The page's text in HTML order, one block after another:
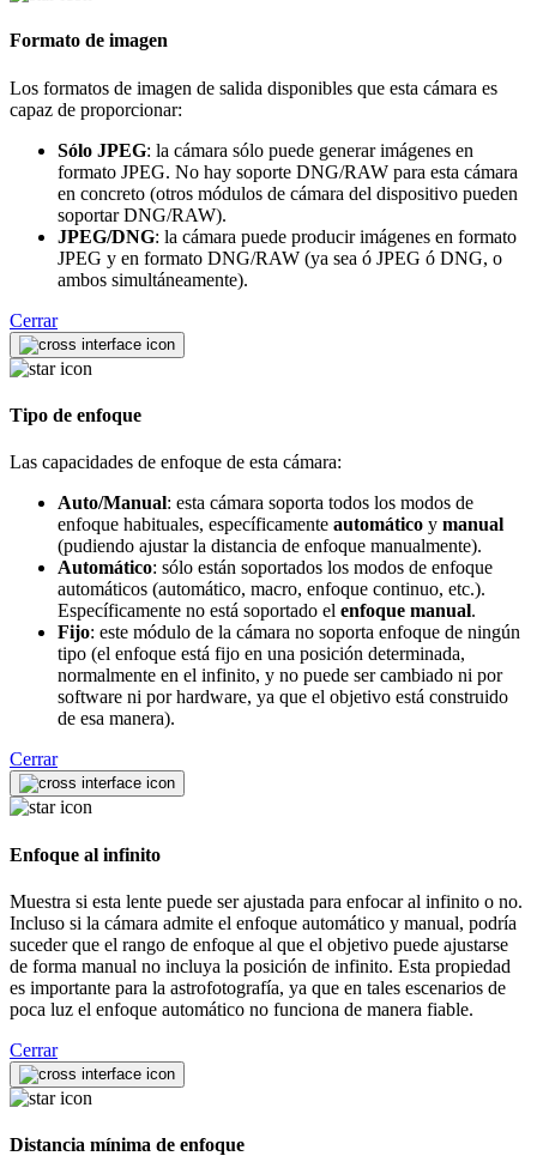
Formato de imagen
Los formatos de imagen de salida disponibles que esta cámara es
capaz de proporcionar:
Sólo JPEG: la cámara sólo puede generar imágenes en
formato JPEG. No hay soporte DNG/RAW para esta cámara
en concreto (otros módulos de cámara del dispositivo pueden
soportar DNG/RAW).
JPEG/DNG: la cámara puede producir imágenes en formato
JPEG y en formato DNG/RAW (ya sea ó JPEG ó DNG, o
ambos simultáneamente).
Cerrar
Tipo de enfoque
Las capacidades de enfoque de esta cámara:
Auto/Manual: esta cámara soporta todos los modos de
enfoque habituales, específicamente automático y manual
(pudiendo ajustar la distancia de enfoque manualmente).
Automático: sólo están soportados los modos de enfoque
automáticos (automático, macro, enfoque continuo, etc.).
Específicamente no está soportado el enfoque manual.
Fijo: este módulo de la cámara no soporta enfoque de ningún
tipo (el enfoque está fijo en una posición determinada,
normalmente en el infinito, y no puede ser cambiado ni por
software ni por hardware, ya que el objetivo está construido
de esa manera).
Cerrar
Enfoque al infinito
Muestra si esta lente puede ser ajustada para enfocar al infinito o no.
Incluso si la cámara admite el enfoque automático y manual, podría
suceder que el rango de enfoque al que el objetivo puede ajustarse
de forma manual no incluya la posición de infinito. Esta propiedad
es importante para la astrofotografía, ya que en tales escenarios de
poca luz el enfoque automático no funciona de manera fiable.
Cerrar
Distancia mínima de enfoque